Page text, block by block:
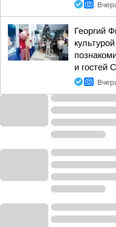
Георгий
и гостей